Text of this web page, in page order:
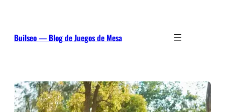
Builseo — Blog de Juegos de Mesa